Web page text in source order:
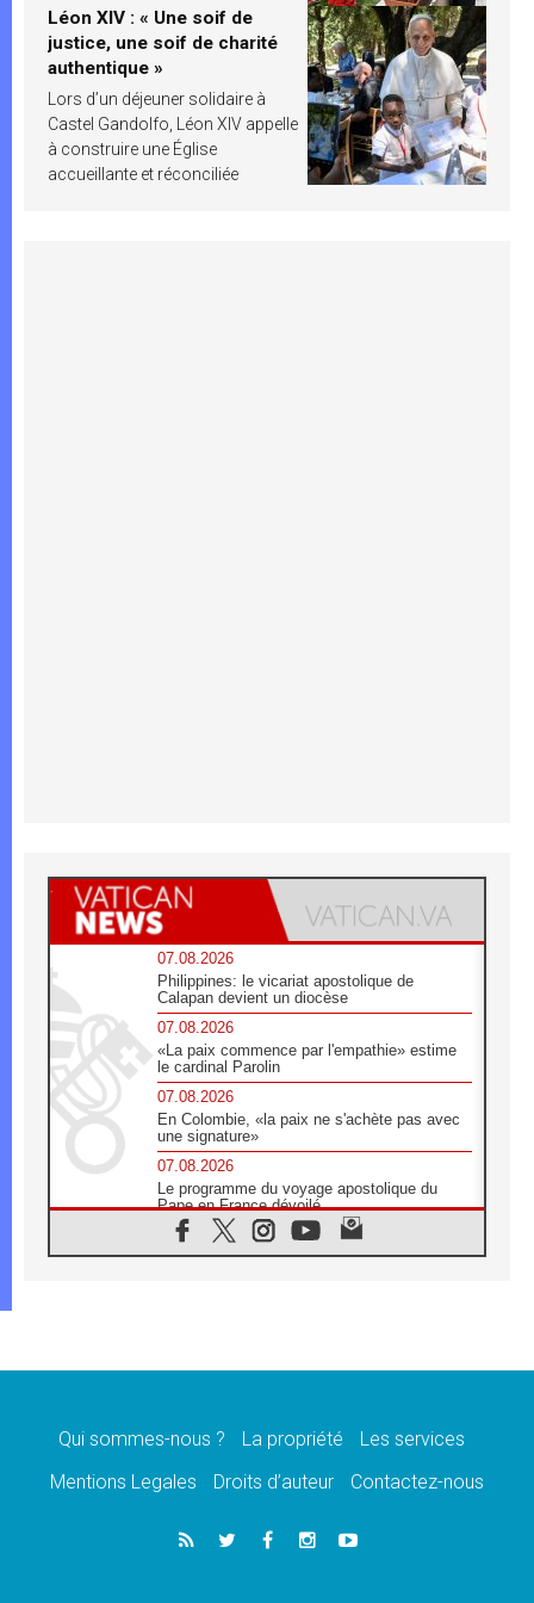
Léon XIV : « Une soif de
justice, une soif de charité
authentique »
Lors d’un déjeuner solidaire à
Castel Gandolfo, Léon XIV appelle
à construire une Église
accueillante et réconciliée
07.08.2026
Philippines: le vicariat apostolique de
Calapan devient un diocèse
07.08.2026
«La paix commence par l'empathie» estime
le cardinal Parolin
07.08.2026
En Colombie, «la paix ne s'achète pas avec
une signature»
07.08.2026
Le programme du voyage apostolique du
Pape en France dévoilé
07.08.2026
1ère Conférence continentale sur l'éducation
07.08.2026
07.08.2026
lancement des «dix jours de prière pour la
06.08.2026
Préparatifs des JMJ 2027 à Séoul: «c'est
Qui sommes-nous ? La propriété
Les services
Mentions Legales
Droits d’auteur Contactez-nous